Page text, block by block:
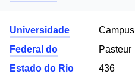
Universidade
Federal do
Estado do Rio
Campus
Pasteur
436